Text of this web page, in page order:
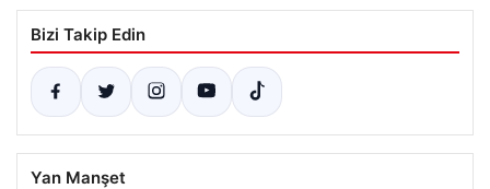
Bizi Takip Edin
Yan Manşet